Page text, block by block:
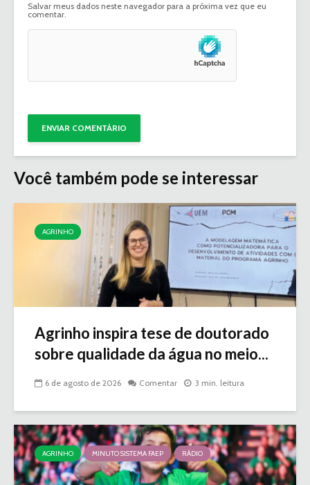
Salvar meus dados neste navegador para a próxima vez que eu
comentar.
Você também pode se interessar
AGRINHO
Agrinho inspira tese de doutorado
sobre qualidade da água no meio...
6 de agosto de 2026 Comentar 3 min. leitura
AGRINHO MINUTO SISTEMA FAEP RÁDIO